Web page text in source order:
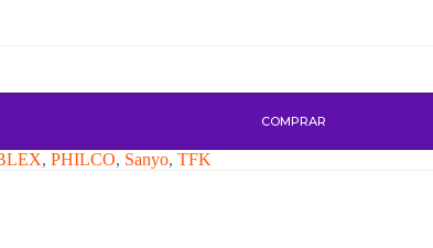
COMPRAR
, PHILCO, Sanyo, TFK